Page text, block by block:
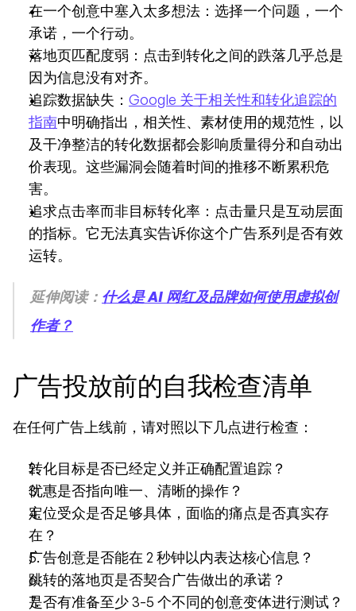
在一个创意中塞入太多想法：选择一个问题，一个
承诺，一个行动。
落地页匹配度弱：点击到转化之间的跌落几乎总是
因为信息没有对齐。
追踪数据缺失： Google 关于相关性和转化追踪的
指南中明确指出，相关性、素材使用的规范性，以
及干净整洁的转化数据都会影响质量得分和自动出
价表现。这些漏洞会随着时间的推移不断累积危
害。
追求点击率而非目标转化率：点击量只是互动层面
的指标。它无法真实告诉你这个广告系列是否有效
运转。
延伸阅读： 什么是 AI 网红及品牌如何使用虚拟创
作者？
广告投放前的自我检查清单
在任何广告上线前，请对照以下几点进行检查：
转化目标是否已经定义并正确配置追踪？
优惠是否指向唯一、清晰的操作？
定位受众是否足够具体，面临的痛点是否真实存
在？
广告创意是否能在 2 秒钟以内表达核心信息？
跳转的落地页是否契合广告做出的承诺？
是否有准备至少 3-5 个不同的创意变体进行测试？